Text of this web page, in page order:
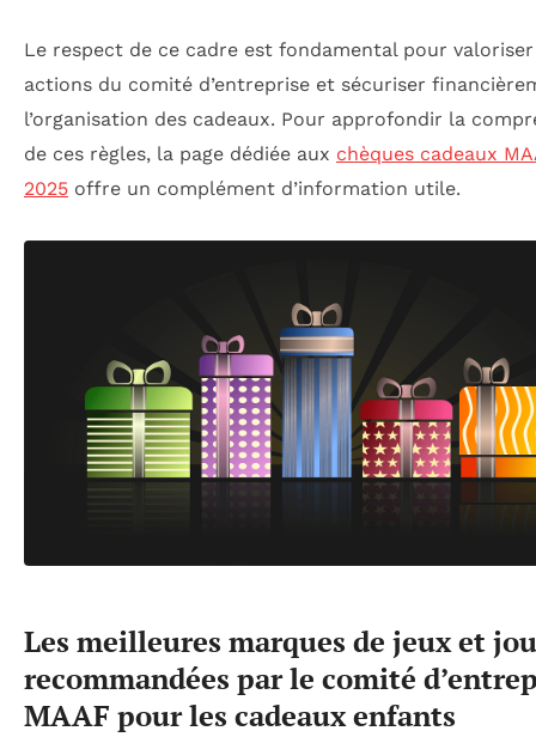
Le respect de ce cadre est fondamental pour
actions du comité d’entreprise et sécuriser
l’organisation des cadeaux. Pour approfondir la
de ces règles, la page dédiée aux chèques cadeaux
2025 offre un complément d’information utile.
Les meilleures marques de jeux et
recommandées par le comité
MAAF pour les cadeaux enfants